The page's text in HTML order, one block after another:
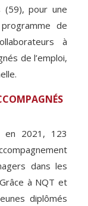
(59), pour une
de
à
de l’emploi,
en 2021, 123
dans les
à NQT et
diplômés